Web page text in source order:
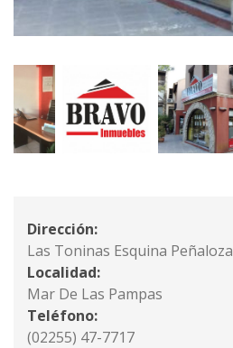
Dirección:
Las Toninas Esquina Peñaloza
Localidad:
Mar De Las Pampas
Teléfono:
(02255) 47-7717